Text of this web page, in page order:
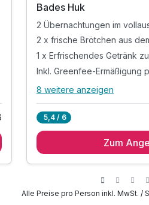
Bades Huk
2 x frische Brötchen aus
1 x Erfrischendes Getränk
Inkl. Greenfee-Ermäßigung
Alle Inklusivleistungen
Apartment
2 x frische Brötchen aus
Inkl. Greenfee-Ermäßigung
8 weitere anzeigen
5,4 / 6
Zum
Alle Preise pro Person inkl. MwSt. /